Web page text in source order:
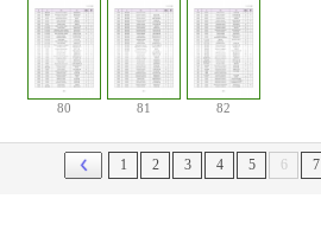
80 81 82
1 2 3 4 5 6 7